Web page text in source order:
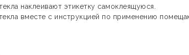
наклеивают этикетку самоклеящуюся.
вместе с инструкцией по применению